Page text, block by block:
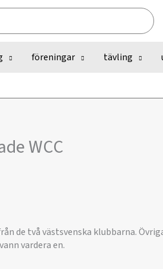
föreningar tävling
WCC
de två västsvenska klubbarna.
vardera en.